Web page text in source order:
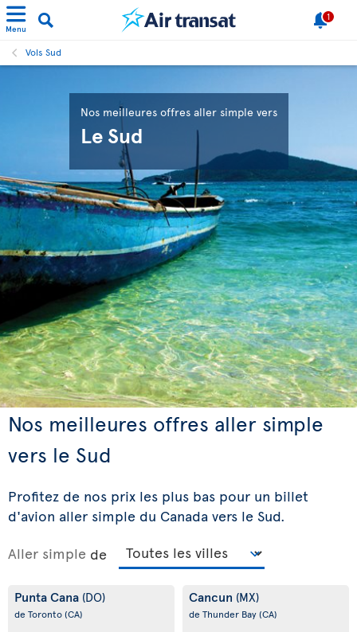
Menu
1
Vols Sud
Nos meilleures offres aller simple vers
Le Sud
Nos meilleures offres aller simple
vers le Sud
Profitez de nos prix les plus bas pour un billet
d'avion aller simple du Canada vers le Sud.
Aller simple de
Punta Cana (DO)
de Toronto(CA)
Cancun (MX)
de Thunder Bay(CA)